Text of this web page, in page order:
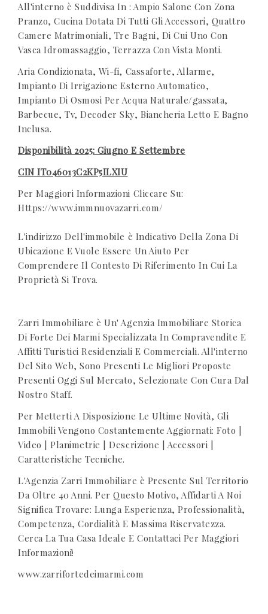
All'interno è Suddivisa In : Ampio Salone Con Zona
Pranzo, Cucina Dotata Di Tutti Gli Accessori, Quattro
Camere Matrimoniali, Tre Bagni, Di Cui Uno Con
Vasca Idromassaggio, Terrazza Con Vista Monti.
Aria Condizionata, Wi-fi, Cassaforte, Allarme,
Impianto Di Irrigazione Esterno Automatico,
Impianto Di Osmosi Per Acqua Naturale/gassata,
Barbecue, Tv, Decoder Sky, Biancheria Letto E Bagno
Inclusa.
Disponibilità 2025: Giugno E Settembre
CIN IT046013C2KP5ILXIU
Per Maggiori Informazioni Cliccare Su:
Https://www.immnuovazarri.com/
L'indirizzo Dell'immobile è Indicativo Della Zona Di
Ubicazione E Vuole Essere Un Aiuto Per
Comprendere Il Contesto Di Riferimento In Cui La
Proprietà Si Trova.
Zarri Immobiliare è Un' Agenzia Immobiliare Storica
Di Forte Dei Marmi Specializzata In Compravendite E
Affitti Turistici Residenziali E Commerciali. All'interno
Del Sito Web, Sono Presenti Le Migliori Proposte
Presenti Oggi Sul Mercato, Selezionate Con Cura Dal
Nostro Staff.
Per Metterti A Disposizione Le Ultime Novità, Gli
Immobili Vengono Costantemente Aggiornati: Foto |
Video | Planimetrie | Descrizione | Accessori |
Caratteristiche Tecniche.
L'Agenzia Zarri Immobiliare è Presente Sul Territorio
Da Oltre 40 Anni. Per Questo Motivo, Affidarti A Noi
Significa Trovare: Lunga Esperienza, Professionalità,
Competenza, Cordialità E Massima Riservatezza.
Cerca La Tua Casa Ideale E Contattaci Per Maggiori
Informazioni!
www.zarrifortedeimarmi.com